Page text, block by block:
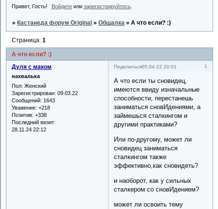
Привет, Гость! Войдитеили зарегистрируйтесь.
» Кастанеда форум Original »Общалка »А что если? :)
А что если? :)
Страница:1
Поделиться 1
05.04.22 20:01
Дуля с маком
нахвалька
Пол: Женский
Зарегистрирован: 09.03.22
Сообщений: 1643
Уважение: +218
Позитив: +338
Последний визит:
28.11.24 22:12
А что если ты сновидец,
имеются ввиду изначальные
способности, перестанешь
заниматься сновИдениями, а
займешься сталкингом и
другими практиками?
Или по-другому, может ли
сновидец заниматься
сталкингом также
эффективно,как сновидеть?
и наоборот, как у сильных
сталкером со сновИдением?
может ли освоить тему